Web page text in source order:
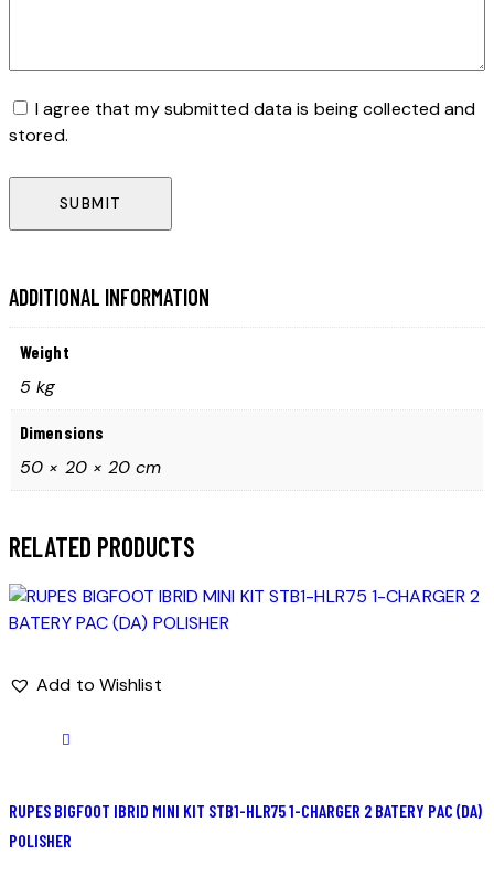
I agree that my submitted data is being collected and
stored.
ADDITIONAL INFORMATION
Weight
5 kg
Dimensions
50 × 20 × 20 cm
RELATED PRODUCTS
Add to Wishlist
RUPES BIGFOOT IBRID MINI KIT STB1-HLR75 1-CHARGER 2 BATERY PAC (DA)
POLISHER